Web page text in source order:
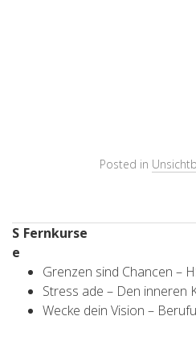
Posted in
Fernkurse
Grenzen sind Chancen –
Stress ade – Den inneren
Wecke dein Vision –
S
e